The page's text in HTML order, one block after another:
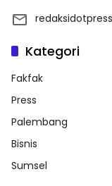
Kategori
Fakfak
Press
Palembang
Bisnis
Sumsel